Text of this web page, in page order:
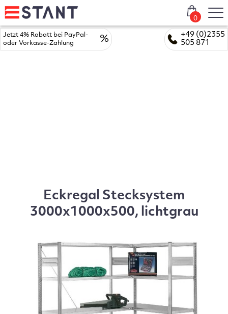
+49 (0)2355
505 871
Jetzt 4% Rabatt bei PayPal-
oder Vorkasse-Zahlung
%
0
Eckregal Stecksystem
3000x1000x500, lichtgrau